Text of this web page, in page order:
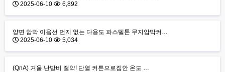
2025-06-10
6,892
양면 암막 이음선 먼지 없는 다용도 파스텔톤 무지암막커…
2025-06-10
5,034
(QnA) 겨울 난방비 절약! 단열 커튼으로집안 온도 …